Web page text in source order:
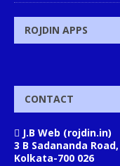
ROJDIN APPS
CONTACT
J.B Web (rojdin.in)
3 B Sadananda Road,
Kolkata-700 026